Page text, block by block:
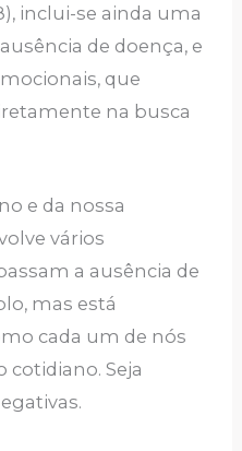
inclui-se ainda uma
de doença, e
que
na busca
e da nossa
vários
a ausência de
mas está
cada um de nós
cotidiano. Seja